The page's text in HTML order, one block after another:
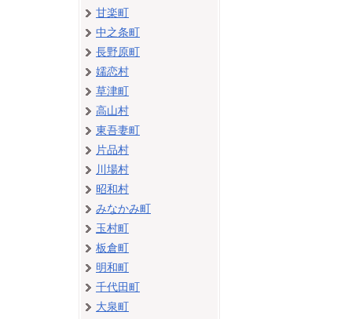
甘楽町
中之条町
長野原町
嬬恋村
草津町
高山村
東吾妻町
片品村
川場村
昭和村
みなかみ町
玉村町
板倉町
明和町
千代田町
大泉町